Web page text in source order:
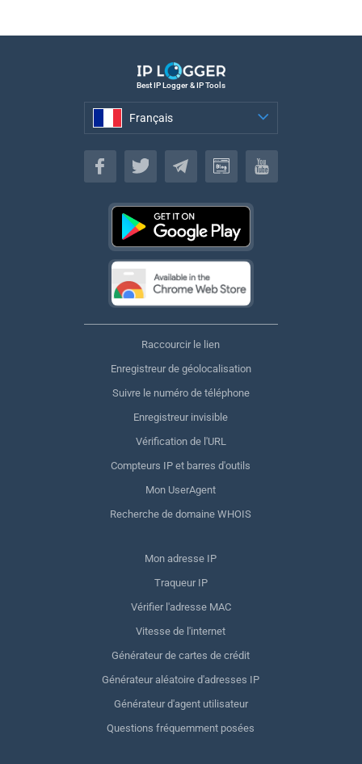
Best IP Logger & IP Tools
Français
Français
Raccourcir le lien
Enregistreur de géolocalisation
Suivre le numéro de téléphone
Enregistreur invisible
Vérification de l'URL
Compteurs IP et barres d'outils
Mon UserAgent
Recherche de domaine WHOIS
Mon adresse IP
Traqueur IP
Vérifier l'adresse MAC
Vitesse de l'internet
Générateur de cartes de crédit
Générateur aléatoire d'adresses IP
Générateur d'agent utilisateur
Questions fréquemment posées